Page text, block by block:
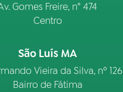
Gomes Freire, n° 474
Centro
São Luís MA
Vieira da Silva, nº 126
Bairro de Fátima